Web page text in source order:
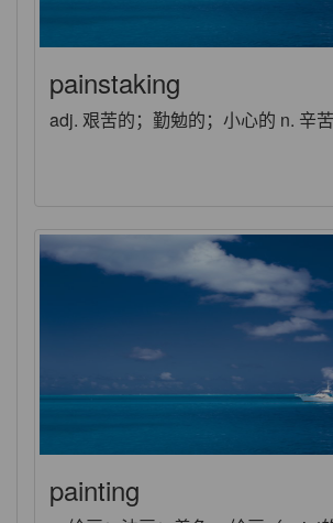
painstaking
adj. 艰苦的；勤勉的；小心的 n. 辛
painting